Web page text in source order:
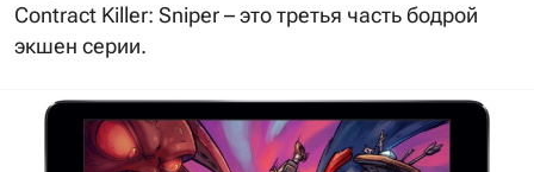
Contract Killer: Sniper – это третья часть бодрой
экшен серии.